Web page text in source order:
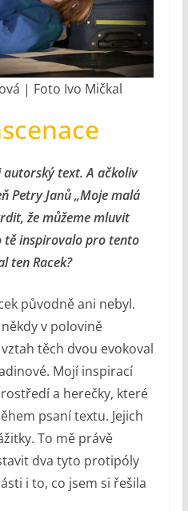
| Foto Ivo Mičkal
autorský text. A ačkoliv
Petry Janů „Moje malá
že můžeme mluvit
tě inspirovalo pro tento
ten Racek?
původně ani nebyl.
v polovině
těch dvou evokoval
Mojí inspirací
a herečky, které
psaní textu. Jejich
To mě právě
dva tyto protipóly
i to, co jsem si řešila